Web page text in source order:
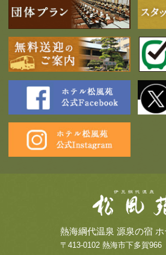
熱海綱代温泉 源泉の宿
〒413-0102 熱海市下多賀966